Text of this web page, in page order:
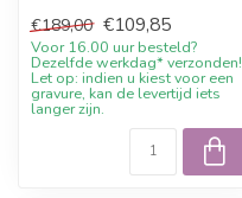
€189,00 €109,85
Voor 16.00 uur besteld?
Dezelfde werkdag* verzonden!
Let op: indien u kiest voor een
gravure, kan de levertijd iets
langer zijn.